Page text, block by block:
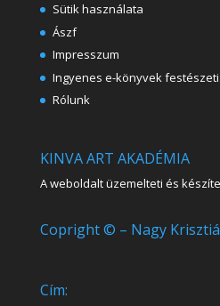
Sütik használata
Ászf
Impresszum
Ingyenes e-könyvek
Rólunk
KINVA ART AKADÉMIA
A weboldalt üzemelteti és
Copright © – Nagy
Cím: